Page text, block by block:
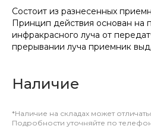
Состоит из разнесенных
Принцип действия основан на
инфракрасного луча от
прерывании луча приемник
Наличие
*Наличие на складах может
Подробности уточняйте по